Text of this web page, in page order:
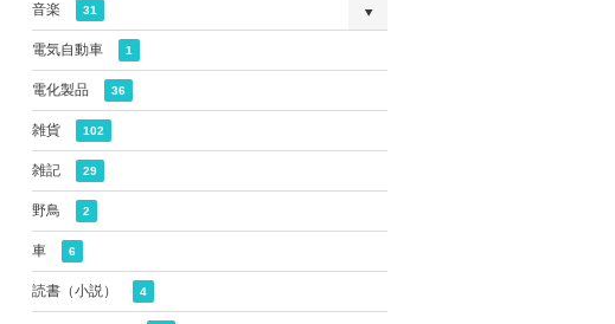
音楽 31
電気自動車 1
電化製品 36
雑貨 102
雑記 29
野鳥 2
車 6
読書（小説） 4